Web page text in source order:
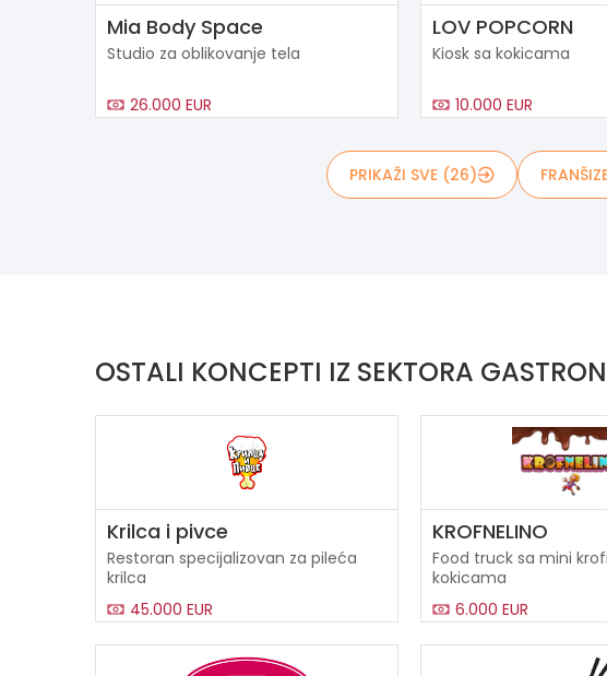
Mia Body Space
Studio za oblikovanje tela
26.000 EUR
LOV POPCORN
Kiosk sa kokicama
10.000 EUR
PRIKAŽI SVE (26)
OSTALI KONCEPTI IZ SEKTORA
Krilca i pivce
Restoran specijalizovan za pileća
krilca
45.000 EUR
KROFNELINO
Food truck sa mini
kokicama
6.000 EUR